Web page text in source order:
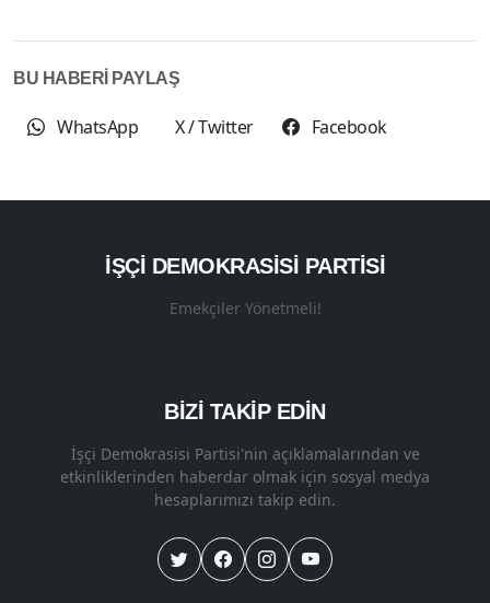
BU HABERİ PAYLAŞ
WhatsApp X / Twitter Facebook
İŞÇI DEMOKRASISI PARTISI
Emekçiler Yönetmeli!
BİZİ TAKİP EDİN
İşçi Demokrasisi Partisi'nin açıklamalarından ve
etkinliklerinden haberdar olmak için sosyal medya
hesaplarımızı takip edin.